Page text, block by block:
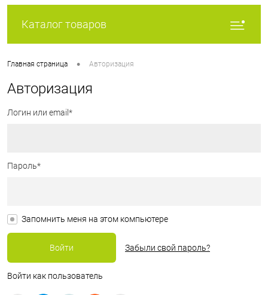
Каталог товаров
Главная страница • Авторизация
Авторизация
Логин или email*
Пароль*
Запомнить меня на этом компьютере
Забыли свой пароль?
Войти как пользователь